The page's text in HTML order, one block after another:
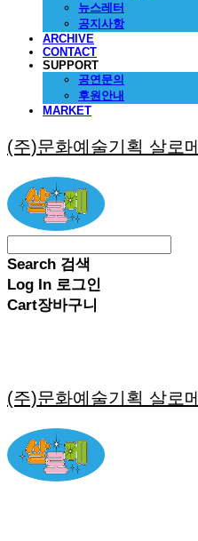
뉴스레터
공지사항
ARCHIVE
CONTACT
SUPPORT
공연문의
후원안내
MARKET
(주)문화예술기획 살로메
Search 검색
Log In 로그인
Cart장바구니
(주)문화예술기획 살로메